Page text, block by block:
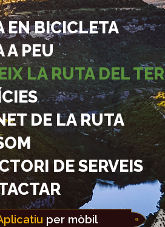
EN BICICLETA
A PEU
LA RUTA DEL TER
DE LA RUTA
DE SERVEIS
per mòbil